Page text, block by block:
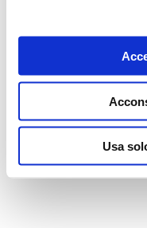
Usa